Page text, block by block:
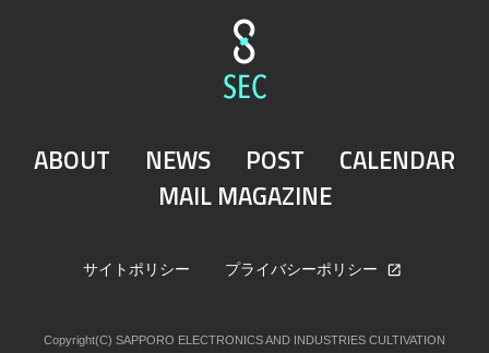
ABOUT NEWS POST
CALENDAR
MAIL MAGAZINE
サイトポリシー プライバシーポリシー
Copyright(C) SAPPORO ELECTRONICS AND INDUSTRIES CULTIVATION